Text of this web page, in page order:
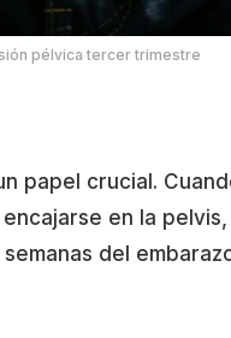
pélvica tercer trimestre
papel crucial.
en la
del